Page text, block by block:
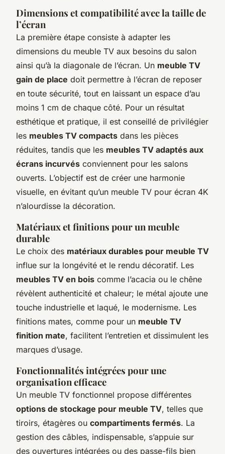
Dimensions et compatibilité avec la taille de
l’écran
La première étape consiste à adapter les
dimensions du meuble TV aux besoins du salon
ainsi qu’à la diagonale de l’écran. Un meuble TV
gain de place doit permettre à l’écran de reposer
en toute sécurité, tout en laissant un espace d’au
moins 1 cm de chaque côté. Pour un résultat
esthétique et pratique, il est conseillé de privilégier
les meubles TV compacts dans les pièces
réduites, tandis que les meubles TV adaptés aux
écrans incurvés conviennent pour les salons
ouverts. L’objectif est de créer une harmonie
visuelle, en évitant qu’un meuble TV pour écran 4K
n’alourdisse la décoration.
Matériaux et finitions pour un meuble
durable
Le choix des matériaux durables pour meuble TV
influe sur la longévité et le rendu décoratif. Les
meubles TV en bois comme l’acacia ou le chêne
révèlent authenticité et chaleur; le métal ajoute une
touche industrielle et laqué, le modernisme. Les
finitions mates, comme pour un meuble TV
finition mate, facilitent l’entretien et dissimulent les
marques d’usage.
Fonctionnalités intégrées pour une
organisation efficace
Un meuble TV fonctionnel propose différentes
options de stockage pour meuble TV, telles que
tiroirs, étagères ou compartiments fermés. La
gestion des câbles, indispensable, s’appuie sur
des ouvertures intégrées ou des passe-fils bien